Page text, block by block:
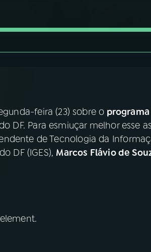
feira (23) sobre o programa
DF. Para esmiuçar melhor esse
de Tecnologia da
DF (IGES), Marcos Flávio de